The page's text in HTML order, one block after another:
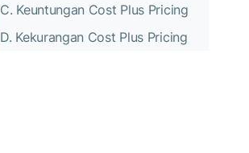
C. Keuntungan Cost Plus Pricing
D. Kekurangan Cost Plus Pricing